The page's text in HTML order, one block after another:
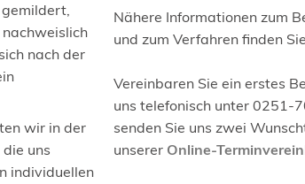
gemildert,
nach der
wir in der
uns
individuellen
Nähere Informationen zum
und zum Verfahren finden Sie
Vereinbaren Sie ein erstes
uns telefonisch unter 0251-
senden Sie uns zwei
unserer Online-